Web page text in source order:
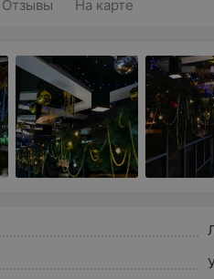
Отзывы На карте